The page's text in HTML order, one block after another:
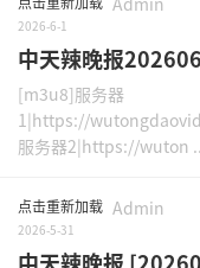
2026-6-1
中天辣晚报
[m3u8]服务器
1|https://
服务器2|https://wuton
点击重新加载 Admin
2026-5-31